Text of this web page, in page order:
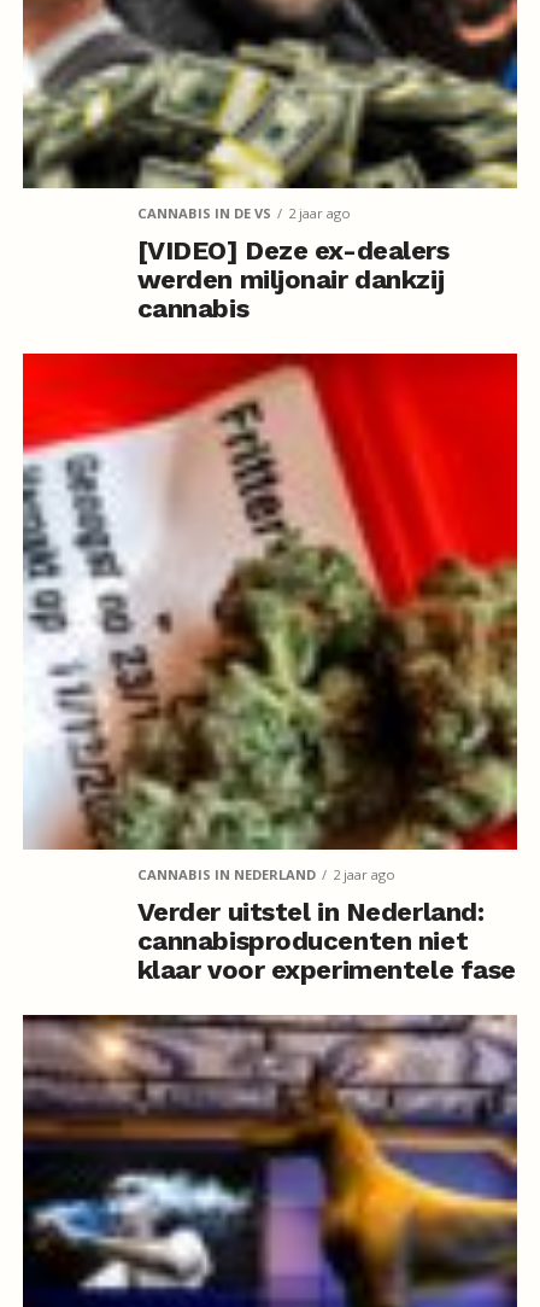
CANNABIS IN DE VS 2 jaar ago
[VIDEO] Deze ex-dealers
werden miljonair dankzij
cannabis
CANNABIS IN NEDERLAND 2 jaar ago
Verder uitstel in Nederland:
cannabisproducenten niet
klaar voor experimentele fase